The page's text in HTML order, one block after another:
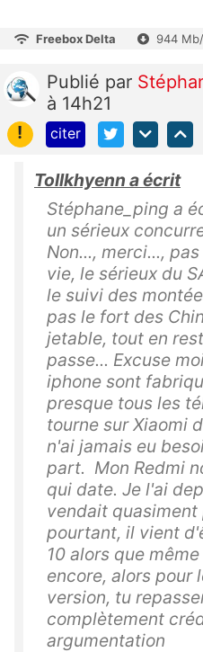
Freebox Delta 944
Publié par
à 14h21
!
citer
Tollkhyenn a écrit
Stéphane_ping a
un sérieux
Non..., merci...,
vie, le sérieux du
le suivi des
pas le fort des
jetable, tout en
passe... Excuse
iphone sont
presque tous les
tourne sur Xiaomi
n'ai jamais eu
part. Mon Redmi
qui date. Je l'ai
vendait
pourtant, il vient
10 alors que
encore, alors pour
version, tu
complètement
argumentation